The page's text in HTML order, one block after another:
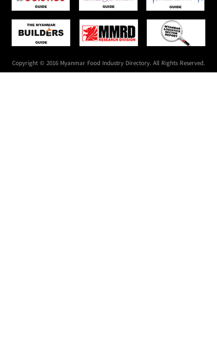
Copyright © 2016 Myanmar Food Industry Directory. All Rights Reserved.